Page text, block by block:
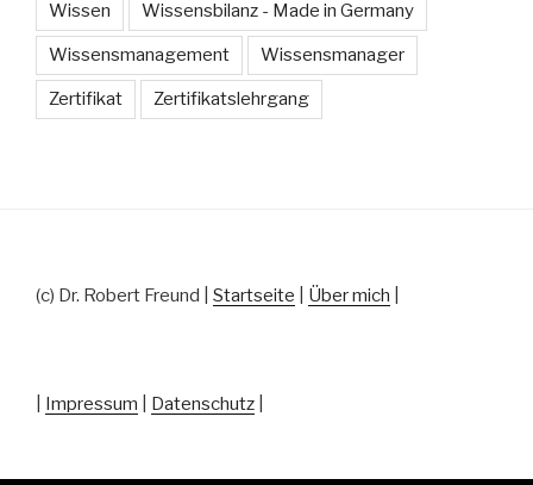
Wissen Wissensbilanz - Made in Germany
Wissensmanagement Wissensmanager
Zertifikat Zertifikatslehrgang
(c) Dr. Robert Freund | Startseite Über mich
Impressum Datenschutz